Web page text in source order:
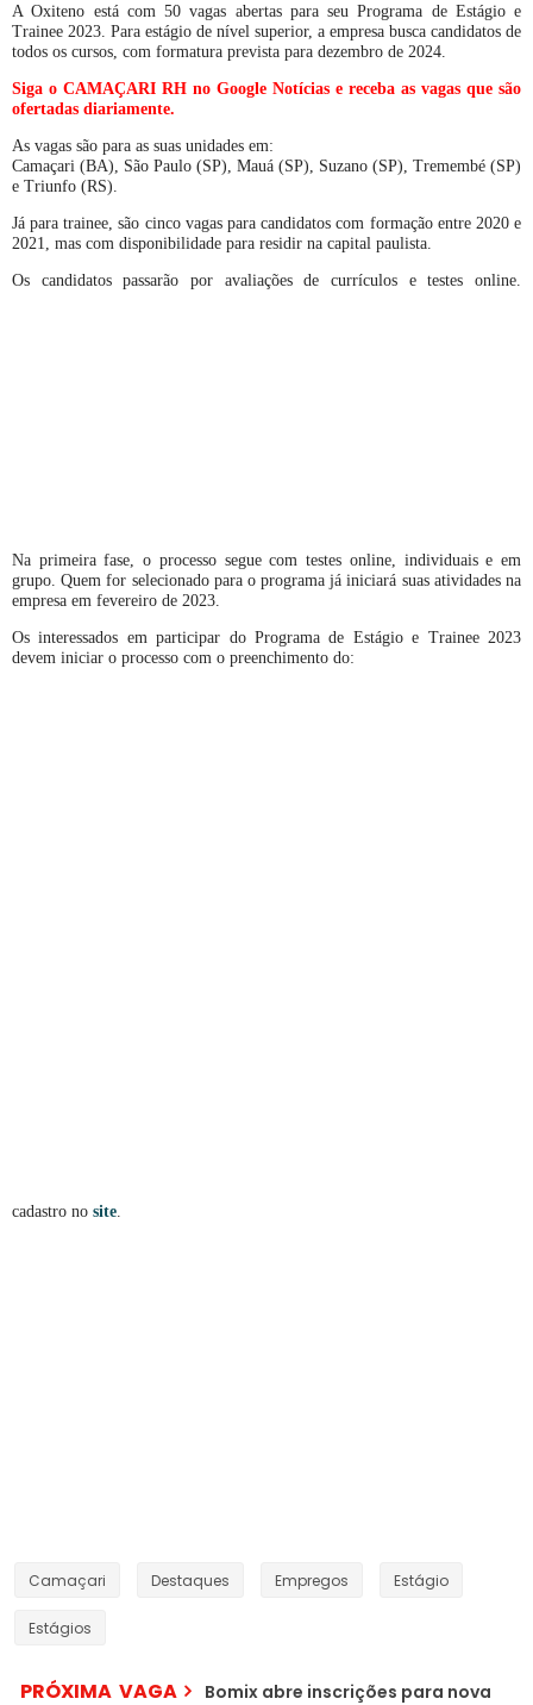
A Oxiteno está com 50 vagas abertas para seu Programa de Estágio e
Trainee 2023. Para estágio de nível superior, a empresa busca candidatos de
todos os cursos, com formatura prevista para dezembro de 2024.
Siga o CAMAÇARI RH no Google Notícias e receba as vagas que são
ofertadas diariamente.
As vagas são para as suas unidades em:
Camaçari (BA), São Paulo (SP), Mauá (SP), Suzano (SP), Tremembé (SP)
e Triunfo (RS).
Já para trainee, são cinco vagas para candidatos com formação entre 2020 e
2021, mas com disponibilidade para residir na capital paulista.
Os candidatos passarão por avaliações de currículos e testes online.
Na primeira fase, o processo segue com testes online, individuais e em
grupo. Quem for selecionado para o programa já iniciará suas atividades na
empresa em fevereiro de 2023.
Os interessados em participar do Programa de Estágio e Trainee 2023
devem iniciar o processo com o preenchimento do:
cadastro no site
Camaçari Destaques Empregos Estágio
Estágios
PRÓXIMA VAGA Bomix abre inscrições para nova